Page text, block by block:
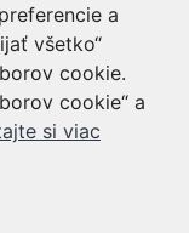
a
všetko“
cookie.
cookie“ a
si viac